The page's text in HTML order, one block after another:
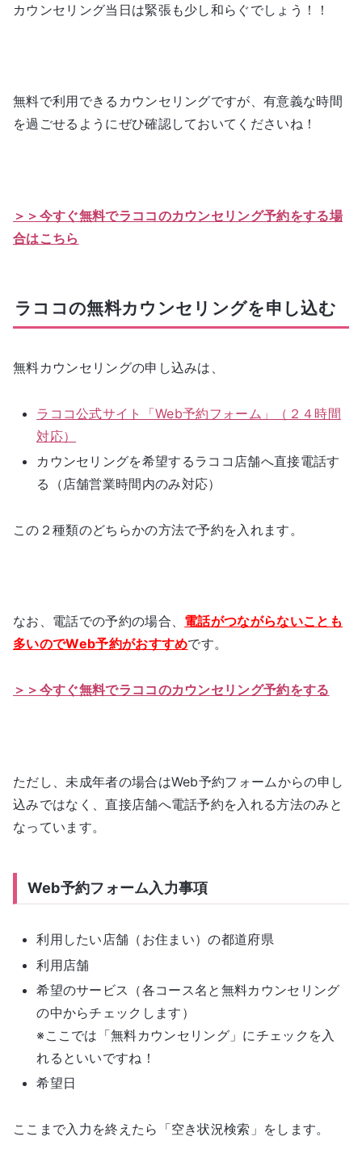
カウンセリング当日は緊張も少し和らぐでしょう！！
無料で利用できるカウンセリングですが、有意義な時間
を過ごせるようにぜひ確認しておいてくださいね！
＞＞今すぐ無料でラココのカウンセリング予約をする場
合はこちら
ラココの無料カウンセリングを申し込む
無料カウンセリングの申し込みは、
ラココ公式サイト「Web予約フォーム」（２４時間
対応）
カウンセリングを希望するラココ店舗へ直接電話す
る（店舗営業時間内のみ対応）
この２種類のどちらかの方法で予約を入れます。
なお、電話での予約の場合、 電話がつながらないことも
多いのでWeb予約がおすすめです。
＞＞今すぐ無料でラココのカウンセリング予約をする
ただし、未成年者の場合はWeb予約フォームからの申し
込みではなく、直接店舗へ電話予約を入れる方法のみと
なっています。
Web予約フォーム入力事項
利用したい店舗（お住まい）の都道府県
利用店舗
希望のサービス（各コース名と無料カウンセリング
の中からチェックします）
※ここでは「無料カウンセリング」にチェックを入
れるといいですね！
希望日
ここまで入力を終えたら「空き状況検索」をします。